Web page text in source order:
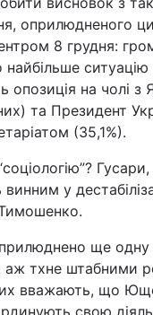
оприлюдненого
8 грудня:
ситуацію
опозиція на чолі
та Президент
(35,1%).
у
ще одну
аж тхне штабними
вважають, що
свою